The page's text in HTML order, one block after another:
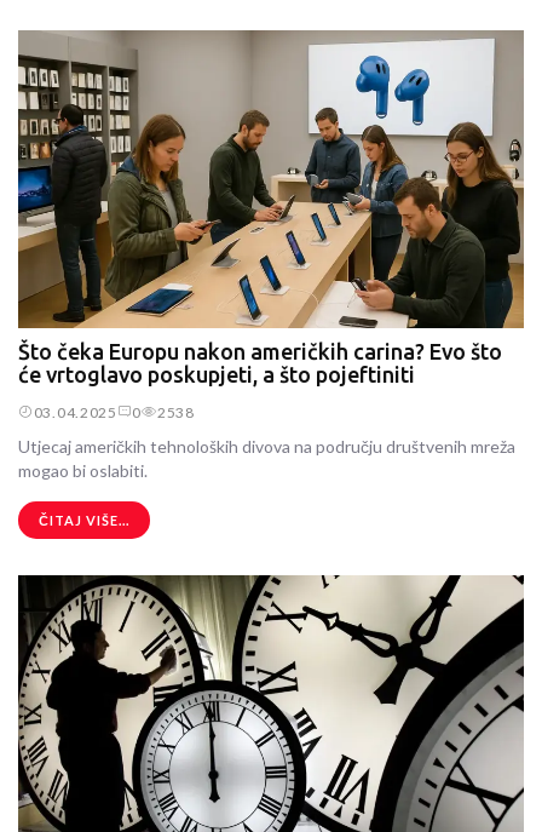
Što čeka Europu nakon američkih carina? Evo što
će vrtoglavo poskupjeti, a što pojeftiniti
03.04.2025 0 2538
Utjecaj američkih tehnoloških divova na području društvenih mreža
mogao bi oslabiti.
ČITAJ VIŠE...